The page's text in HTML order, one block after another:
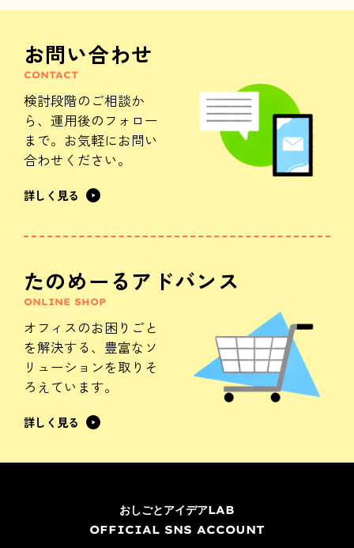
お問い合わせ
CONTACT
検討段階のご相談か
ら、 運用後のフォロー
まで。 お気軽にお問い
合わせください。
詳しく見る
たのめーるアドバンス
ONLINE SHOP
オフィスのお困りごと
を解決する、 豊富なソ
リューションを取りそ
ろえています。
詳しく見る
おしごとアイデアLAB
OFFICIAL SNS ACCOUNT